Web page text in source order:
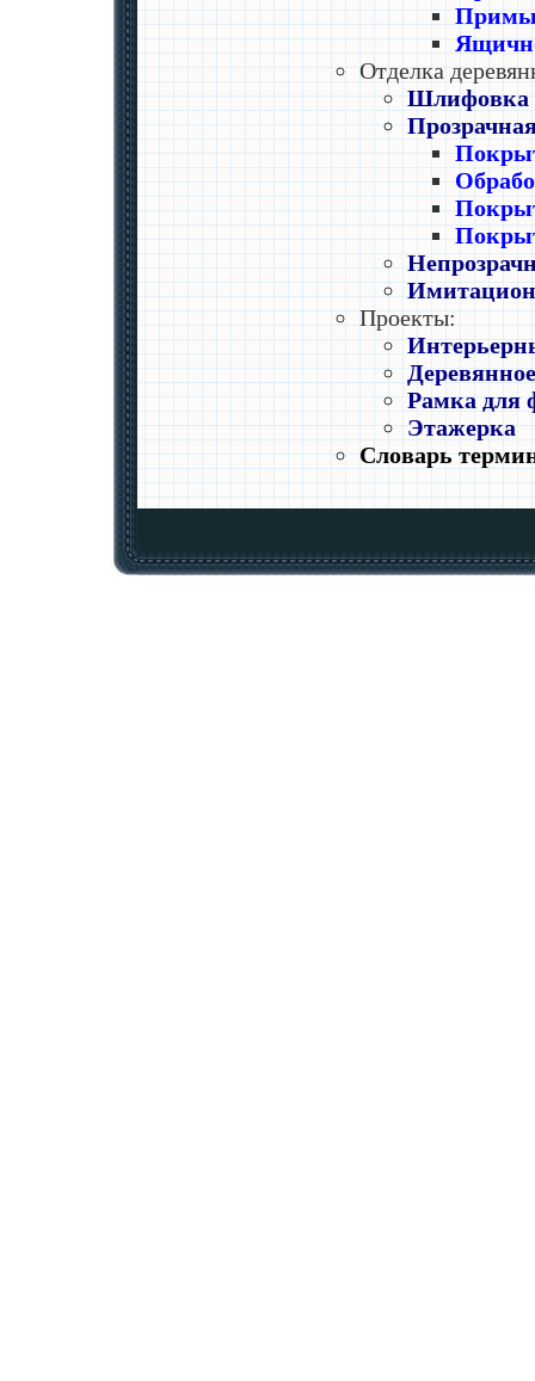
Отделка
Шлифовка
Проекты:
Рамка для
Этажерка
Словарь